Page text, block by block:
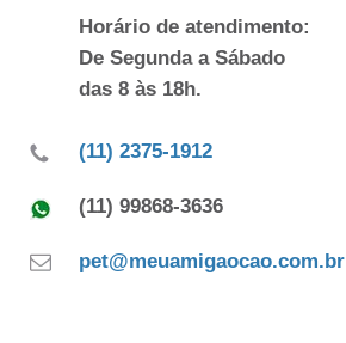
Horário de atendimento:
De Segunda a Sábado
das 8 às 18h.
(11) 2375-1912
(11) 99868-3636
pet@meuamigaocao.com.br